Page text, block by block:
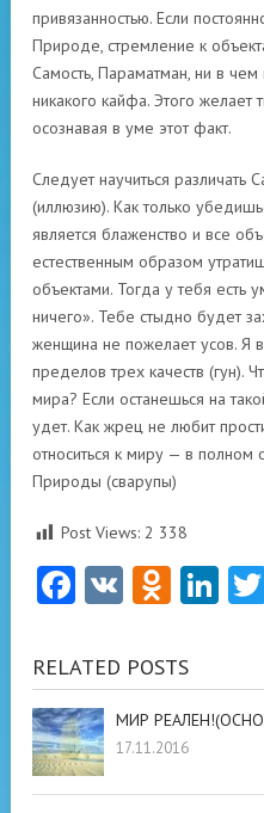
привязанностью. Если
Природе, стремление к
Самость, Параматман, ни в
никакого кайфа. Этого желает
осознавая в уме этот факт.
Следует научиться различать
(иллюзию). Как только
является блаженство и все
естественным образом
объектами. Тогда у тебя есть
ничего». Тебе стыдно будет
женщина не пожелает усов. Я
пределов трех качеств (гун).
мира? Если останешься на
удет. Как жрец не любит
относиться к миру — в полном
Природы (сварупы)
Post Views: 2 338
Facebook
VK
RELATED POSTS
МИР
17.11.2016